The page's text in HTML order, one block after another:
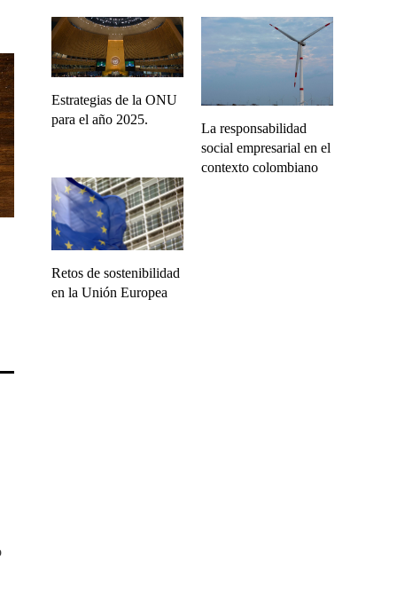
Estrategias de la ONU
para el año 2025.
La responsabilidad
social empresarial en el
contexto colombiano
Retos de sostenibilidad
en la Unión Europea